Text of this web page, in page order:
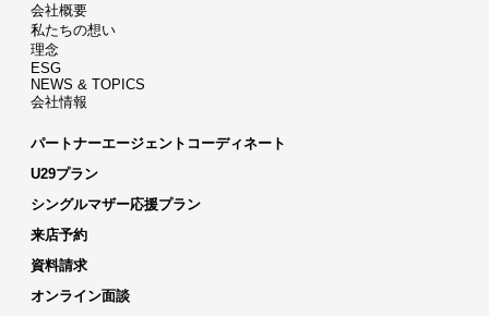
会社概要
私たちの想い
理念
ESG
NEWS & TOPICS
会社情報
パートナーエージェントコーディネート
U29プラン
シングルマザー応援プラン
来店予約
資料請求
オンライン面談